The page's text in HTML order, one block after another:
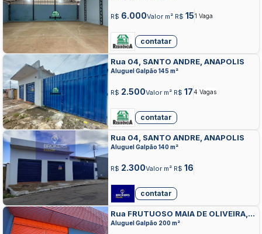
R$ 6.000Valor m² R$ 151 Vaga
contatar
Rua 04, SANTO ANDRE, ANAPOLIS
Aluguel Galpão 145 m²
R$ 2.500Valor m² R$ 174 Vagas
contatar
Rua 04, SANTO ANDRE, ANAPOLIS
Aluguel Galpão 140 m²
R$ 2.300Valor m² R$ 16
contatar
Rua FRUTUOSO MAIA DE OLIVEIRA,
VILA INDUSTRIAL, ANAPOLIS
Aluguel Galpão 200 m²